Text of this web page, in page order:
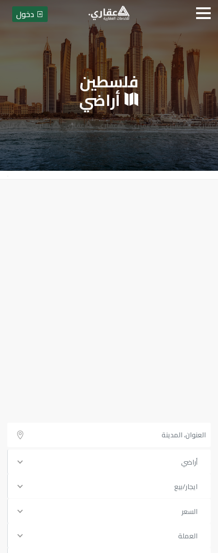
عقاري للخدمات العقارية -
فلسطين
أراضي
أراضي
ايجار/بيع
السعر
العملة
دخول